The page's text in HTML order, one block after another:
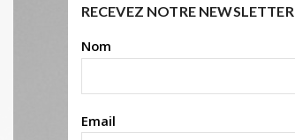
RECEVEZ NOTRE NEWSLETTER
Nom
Email